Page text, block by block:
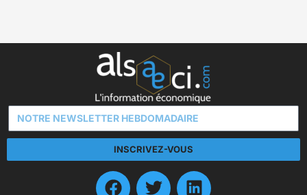
INSCRIVEZ-VOUS